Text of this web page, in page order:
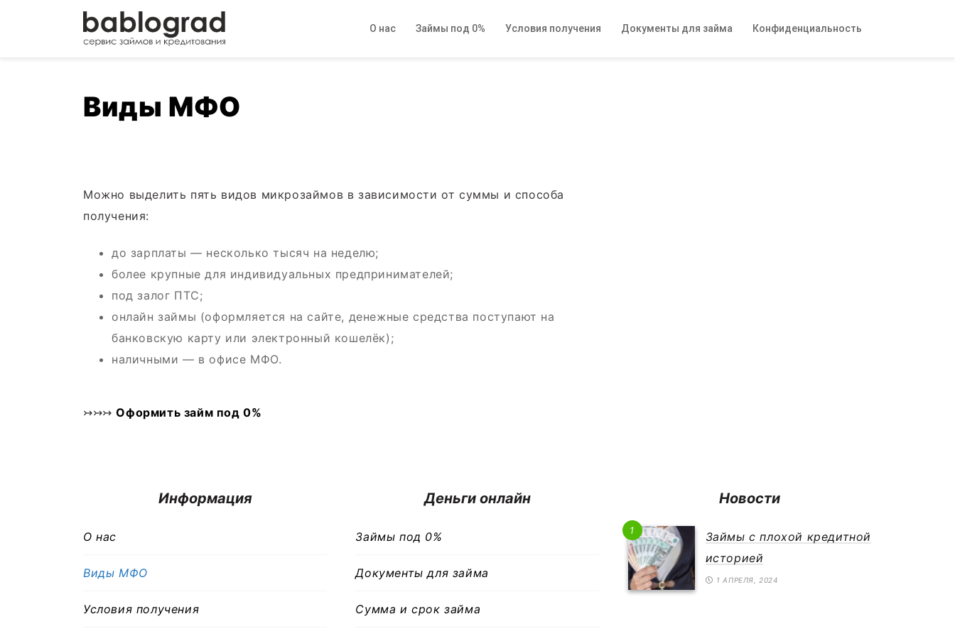
О нас Займы под 0% Условия получения Документы для займа Конфиденциальность
Виды МФО
Можно выделить пять видов микрозаймов в зависимости от суммы и способа
получения:
до зарплаты — несколько тысяч на неделю;
более крупные для индивидуальных предпринимателей;
под залог ПТС;
онлайн займы (оформляется на сайте, денежные средства поступают на
банковскую карту или электронный кошелёк);
наличными — в офисе МФО.
↣↣↣Оформить займ под 0%
Информация
О нас
Виды МФО
Условия получения
Деньги онлайн
Займы под 0%
Документы для займа
Сумма и срок займа
Новости
1
Займы с плохой кредитной
историей
1 АПРЕЛЯ, 2024